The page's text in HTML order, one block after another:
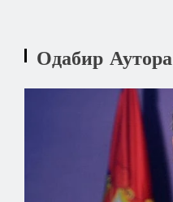
Одабир Аутора